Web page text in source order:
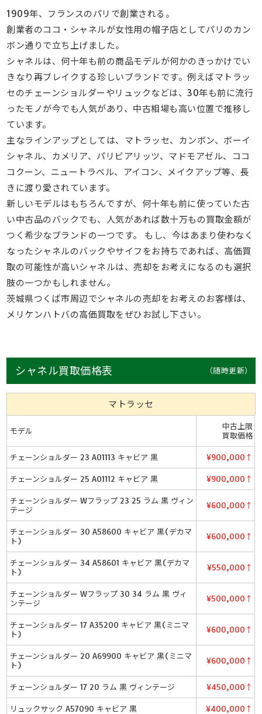
1909年、フランスのパリで創業される。
創業者のココ・シャネルが女性用の帽子店としてパリのカン
ボン通りで立ち上げました。
シャネルは、何十年も前の商品モデルが何かのきっかけでい
きなり再ブレイクする珍しいブランドです。例えばマトラッ
セのチェーンショルダーやリュックなどは、30年も前に流行
ったモノが今でも人気があり、中古相場も高い位置で推移し
ています。
主なラインアップとしては、マトラッセ、カンボン、ボーイ
シャネル、カメリア、パリビアリッツ、マドモアゼル、ココ
コクーン、ニュートラベル、アイコン、メイクアップ等、長
きに渡り愛されています。
新しいモデルはもちろんですが、何十年も前に使っていた古
い中古品のバックでも、人気があれば数十万もの買取金額が
つく希少なブランドの一つです。 もし、今はあまり使わなく
なったシャネルのバックやサイフをお持ちであれば、高価買
取の可能性が高いシャネルは、売却をお考えになるのも選択
肢の一つかもしれません。
茨城県つくば市周辺でシャネルの売却をお考えのお客様は、
メリケンハトバの高価買取をぜひお試し下さい。
シャネル買取価格表 （随時更新）
マトラッセ
モデル
中古上限
買取価格
チェーンショルダー 23 A01113 キャビア 黒 ¥900,000↑
チェーンショルダー 25 A01112 キャビア 黒 ¥900,000↑
チェーンショルダー Wフラップ 23 25 ラム 黒 ヴィン
テージ
¥600,000↑
チェーンショルダー 30 A58600 キャビア 黒(デカマ
ト)
¥600,000↑
チェーンショルダー 34 A58601 キャビア 黒(デカマ
ト)
¥550,000↑
チェーンショルダー Wフラップ 30 34 ラム 黒 ヴィ
ンテージ
¥500,000↑
チェーンショルダー 17 A35200 キャビア 黒(ミニマ
ト)
¥600,000↑
チェーンショルダー 20 A69900 キャビア 黒(ミニマ
ト)
¥600,000↑
チェーンショルダー 17 20 ラム 黒 ヴィンテージ ¥450,000↑
リュックサック A57090 キャビア 黒 ¥400,000↑